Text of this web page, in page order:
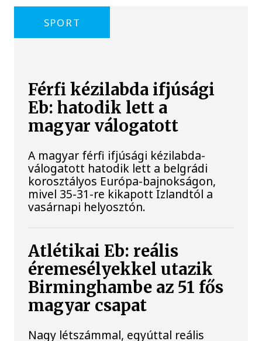
SPORT
Férfi kézilabda ifjúsági
Eb: hatodik lett a
magyar válogatott
A magyar férfi ifjúsági kézilabda-
válogatott hatodik lett a belgrádi
korosztályos Európa-bajnokságon,
mivel 35-31-re kikapott Izlandtól a
vasárnapi helyosztón.
Atlétikai Eb: reális
éremesélyekkel utazik
Birminghambe az 51 fős
magyar csapat
Nagy létszámmal, egyúttal reális